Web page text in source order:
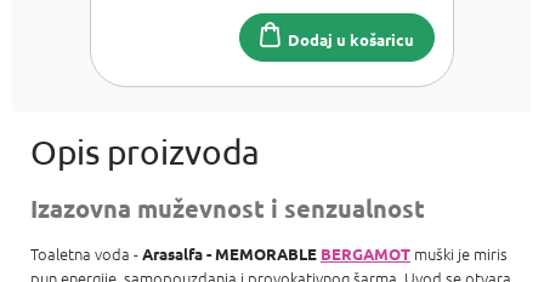
Mrtvog
Dodaj u košaricu
Izazovna muževnost i senzualnost
Toaletna voda -Arasalfa - MEMORABLE BERGAMOT muški je miris